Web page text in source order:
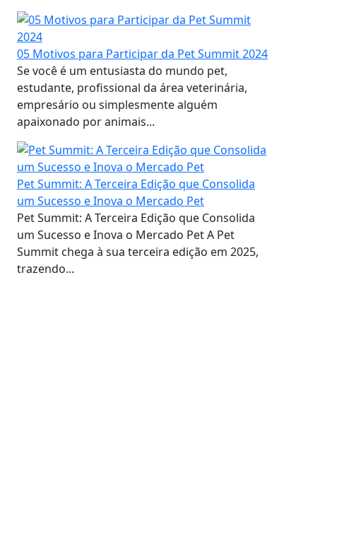
05 Motivos para Participar da Pet Summit 2024
Se você é um entusiasta do mundo pet,
estudante, profissional da área veterinária,
empresário ou simplesmente alguém
apaixonado por animais...
Pet Summit: A Terceira Edição que Consolida
um Sucesso e Inova o Mercado Pet
Pet Summit: A Terceira Edição que Consolida
um Sucesso e Inova o Mercado Pet A Pet
Summit chega à sua terceira edição em 2025,
trazendo...